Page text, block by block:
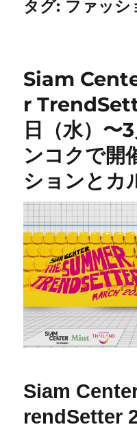
タグ: ファッシ
Siam
r
日（水）〜
ンコクで開
ションとカ
Siam
rendSetter